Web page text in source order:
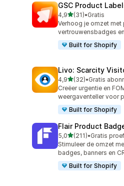
GSC Product
4,9van 5 sterren
(31)
31 recensies in totaal
•Gratis
Verhoog je omzet
vertrouwensbadges
Built for Shopify
Livo: Scarcity
4,9van 5 sterren
(32)
32 recensies in totaal
•
Creëer urgentie en
weergaventeller voor
Built for Shopify
Flair Product
5,0van 5 sterren
(211)
211 recensies in totaal
•
Stimuleer de omzet
badges, banners en
Built for Shopify